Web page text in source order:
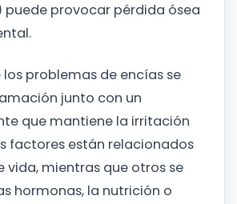
provocar pérdida ósea
problemas de encías se
junto con un
que mantiene la irritación
factores están relacionados
vida, mientras que otros se
hormonas, la nutrición o